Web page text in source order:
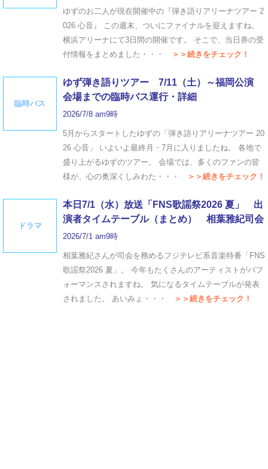
ゆずのお二人が現在開催中の『弾き語りアリーナツアー 2
026 心音』 この週末、ついにファイナルを迎えますね。
横浜アリーナにて3日間の開催です。 そこで、当日券の受
付情報をまとめました・・・
＞＞続きをチェック！
臨時バス
ゆず弾き語りツアー 7/11（土）～福岡公演
会場までの臨時バス運行・詳細
2026/7/8 am9時
5月からスタートしたゆずの「弾き語りアリーナツアー 20
26 心音」 いよいよ最終月・7月に入りましたね。 各地で
盛り上がるゆずのツアー。 会場では、多くのファンの皆
様が、心の奥深くしみわた・・・
＞＞続きをチェック！
ドラマ
本日7/1（水）放送「FNS歌謡祭2026 夏」 出
演者タイムテーブル（まとめ） 相葉雅紀司会
2026/7/1 am9時
相葉雅紀さんが司会を務めるフジテレビ系音楽特番「FNS
歌謡祭2026 夏」。 今年もたくさんのアーティストがパフ
ォーマンスされますね。 気になるタイムテーブルが発表
されました。 あいみょ・・・
＞＞続きをチェック！